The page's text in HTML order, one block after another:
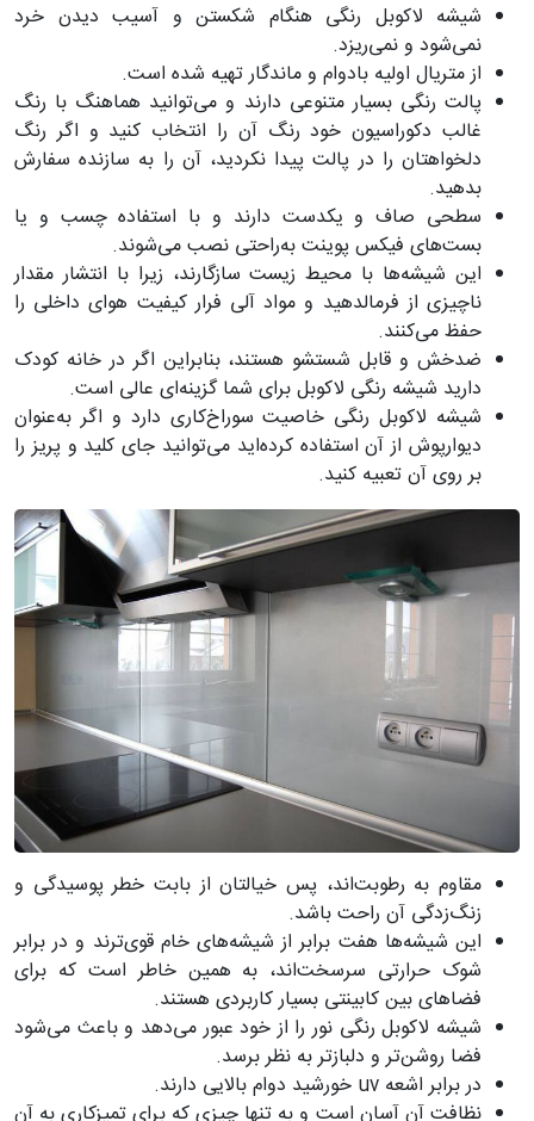
شیشه لاکوبل رنگی هنگام شکستن و آسیب دیدن خرد
نمی‌شود و نمی‌ریزد.
از متریال اولیه بادوام و ماندگار تهیه شده است.
پالت رنگی بسیار متنوعی دارند و می‌توانید هماهنگ با رنگ
غالب دکوراسیون خود رنگ آن را انتخاب کنید و اگر رنگ
دلخواهتان را در پالت پیدا نکردید، آن را به سازنده سفارش
بدهید.
سطحی صاف و یکدست دارند و با استفاده چسب و یا
بست‌های فیکس پوینت به‌راحتی نصب می‌شوند.
این شیشه‌ها با محیط زیست سازگارند، زیرا با انتشار مقدار
ناچیزی از فرمالدهید و مواد آلی فرار کیفیت هوای داخلی را
حفظ می‌کنند.
ضدخش و قابل شستشو هستند، بنابراین اگر در خانه کودک
دارید شیشه رنگی لاکوبل برای شما گزینه‌ای عالی است.
شیشه لاکوبل رنگی خاصیت سوراخ‌کاری دارد و اگر به‌عنوان
دیوارپوش از آن استفاده کرده‌اید می‌توانید جای کلید و پریز را
بر روی آن تعبیه کنید.
مقاوم به رطوبت‌اند، پس خیالتان از بابت خطر پوسیدگی و
زنگ‌زدگی آن راحت باشد.
این شیشه‌ها هفت برابر از شیشه‌های خام قوی‌ترند و در برابر
شوک حرارتی سرسخت‌اند، به همین خاطر است که برای
فضاهای بین کابینتی بسیار کاربردی هستند.
شیشه لاکوبل رنگی نور را از خود عبور می‌دهد و باعث می‌شود
فضا روشن‌تر و دلبازتر به نظر برسد.
در برابر اشعه uv خورشید دوام بالایی دارند.